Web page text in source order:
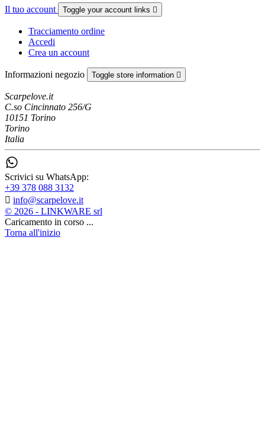
Il tuo account Toggle your account links 
Tracciamento ordine
Accedi
Crea un account
Informazioni negozio Toggle store information 
Scarpelove.it
C.so Cincinnato 256/G
10151 Torino
Torino
Italia
Scrivici su WhatsApp:
+39 378 088 3132
 info@scarpelove.it
© 2026 - LINKWARE srl
Caricamento in corso ...
Torna all'inizio